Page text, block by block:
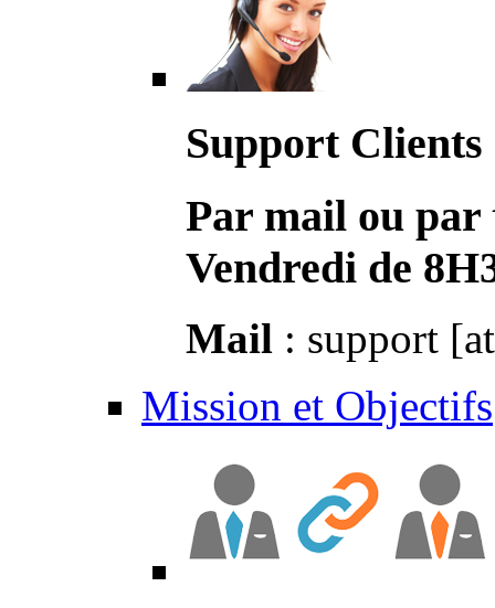
Support Clients
Par mail ou par
Vendredi de
Mail : support
Mission et Objectifs